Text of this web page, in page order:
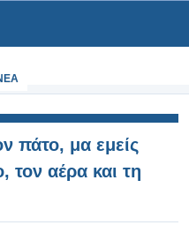
πάτο, μα εμείς
τον αέρα και τη